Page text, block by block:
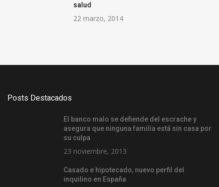
salud
22 marzo, 2014
Posts Destacados
El banco malo se defiende del escrache y
asegura que ninguna familia está sin casa por
su culpa
23 noviembre, 2013
Casado e hipotecado, nuevo perfil del
inquilino en España